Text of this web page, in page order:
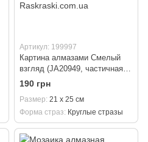
Артикул: 199997
Картина алмазами Смелый
взгляд (JA20949, частичная
выкладка) Диамантовые ручки
(GU_188652, Без подрамника)
21 х 25 см
190 грн
Размер 21 х 25 см
Форма страз
Круглые стразы